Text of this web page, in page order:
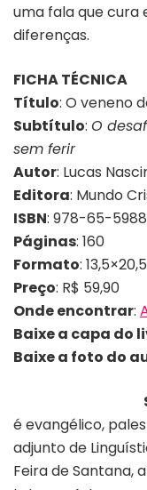
uma fala que cura
diferenças.
FICHA TÉCNICA
Título: O veneno
Subtítulo: O
sem ferir
Autor: Lucas
Editora: Mundo
ISBN: 978-65-
Páginas: 160
Formato:
Preço: R$ 59,90
Onde encontrar:
Baixe a capa do
Baixe a foto do
é evangélico,
adjunto de
Feira de Santana,